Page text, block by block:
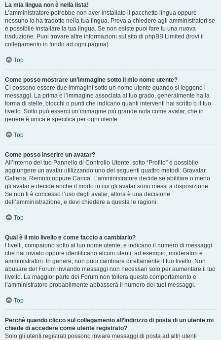
La mia lingua non è nella lista!
L’amministratore potrebbe non aver installato il pacchetto lingua oppure
nessuno lo ha tradotto nella tua lingua. Prova a chiedere agli amministratori se
è possibile installare la tua lingua. Se non esiste puoi fare tu una nuova
traduzione. Puoi trovare altre informazioni sul sito di phpBB Limited (trovi il
collegamento in fondo ad ogni pagina).
Top
Come posso mostrare un’immagine sotto il mio nome utente?
Ci possono essere due immagini sotto un nome utente quando si leggono i
messaggi. La prima è l’immagine associata al tuo grado, generalmente ha la
forma di stelle, blocchi o punti che indicano quanti interventi hai scritto o il tuo
livello. Sotto può esserci un’immagine più grande nota come avatar, che in
genere è unica e specifica per ogni utente.
Top
Come posso inserire un avatar?
All’interno del tuo Pannello di Controllo Utente, sotto “Profilo” è possibile
aggiungere un avatar utilizzando uno dei seguenti quattro metodi: Gravatar,
Galleria, Remoto oppure Carica. L’amministratore decide se abilitare o meno
gli avatar e decide anche il modo in cui gli avatar sono messi a disposizione.
Se non ti è concesso l’uso degli avatar, allora è una decisione
dell’amministrazione, e devi chiedere a questa le ragioni.
Top
Qual è il mio livello e come faccio a cambiarlo?
I livelli, compaiono sotto al tuo nome utente, e indicano il numero di messaggi
che hai inviato oppure identificano alcuni utenti, ad esempio, moderatori e
amministratori. In genere, non puoi cambiare direttamente il tuo livello. Non
abusare del Forum inviando messaggi non necessari solo per aumentare il tuo
livello. La maggior parte dei Forum non tollera questo comportamento e
l’amministratore probabilmente abbasserà il numero dei tuoi messaggi.
Top
Perché quando clicco sul collegamento all’indirizzo di posta di un utente mi
chiede di accedere come utente registrato?
Solo gli utenti registrati possono inviare messaggi di posta ad altri utenti